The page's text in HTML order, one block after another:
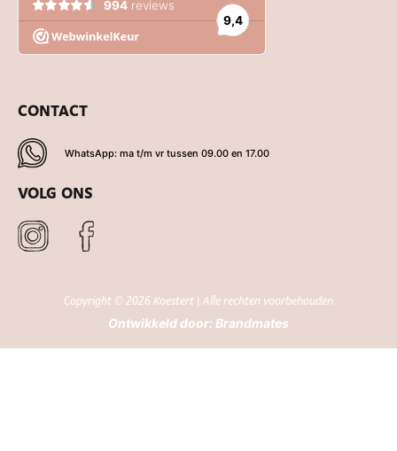
CONTACT
WhatsApp: ma t/m vr tussen 09.00 en 17.00
VOLG ONS
Copyright © 2026 Koestert | Alle rechten voorbehouden
Ontwikkeld door: Brandmates